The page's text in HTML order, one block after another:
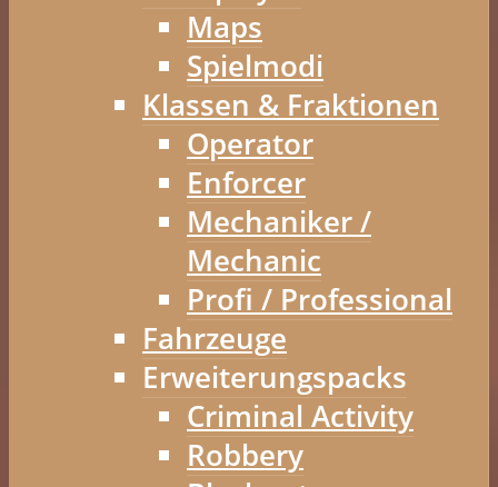
Maps
Spielmodi
Klassen & Fraktionen
Operator
Enforcer
Mechaniker /
Mechanic
Profi / Professional
Fahrzeuge
Erweiterungspacks
Criminal Activity
Robbery